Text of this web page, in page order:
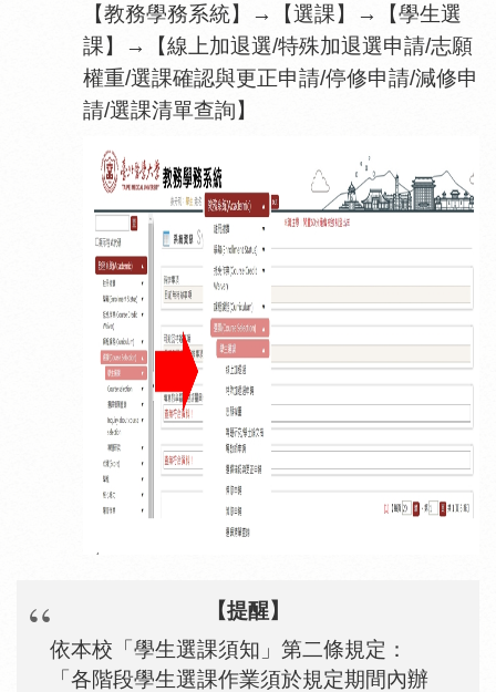
【教務學務系統】→【選課】→【學生選
課】→【線上加退選/特殊加退選申請/志願
權重/選課確認與更正申請/停修申請/減修申
請/選課清單查詢】
【提醒】
依本校「學生選課須知」第二條規定：
「各階段學生選課作業須於規定期間內辦